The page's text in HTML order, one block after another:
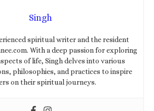
Singh
spiritual writer and the resident
With a deep passion for exploring
of life, Singh delves into various
philosophies, and practices to inspire
on their spiritual journeys.